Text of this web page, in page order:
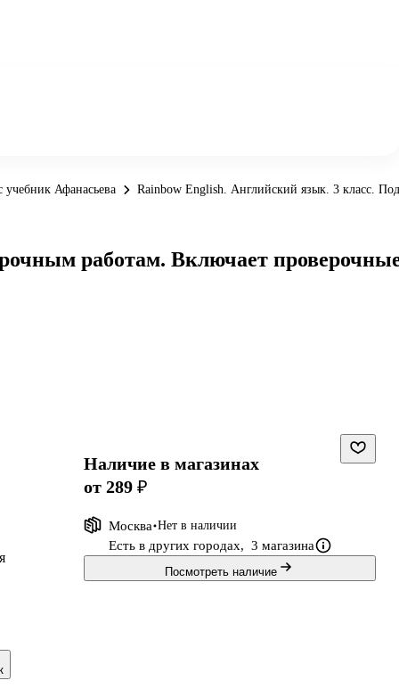
учебник Афанасьева Rainbow English. Английский язык. 3 класс.
работам. Включает
Наличие в магазинах
от 289 ₽
Москва Нет в наличии
Есть в других городах, 3 магазина
Посмотреть наличие